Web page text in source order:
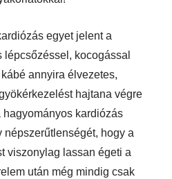
egyet jelent a
kocogással
annyira élvezetes,
hajtana végre
hagyományos kardiózás
hogy a
viszonylag lassan égeti a
után még mindig csak